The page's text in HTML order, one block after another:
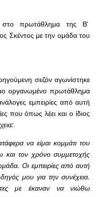
πρωτάθλημα της Β’
Σκέντος με την ομάδα του
σεζόν αγωνίστηκε
οργανωμένο πρωτάθλημα
εμπειρίες από αυτή
που όπως λέει και ο ίδιος
να είμαι κομμάτι του
τον χρόνο συμμετοχής
Οι εμπειρίες από αυτή
μου για την συνέχεια.
με έκαναν να νιώθω